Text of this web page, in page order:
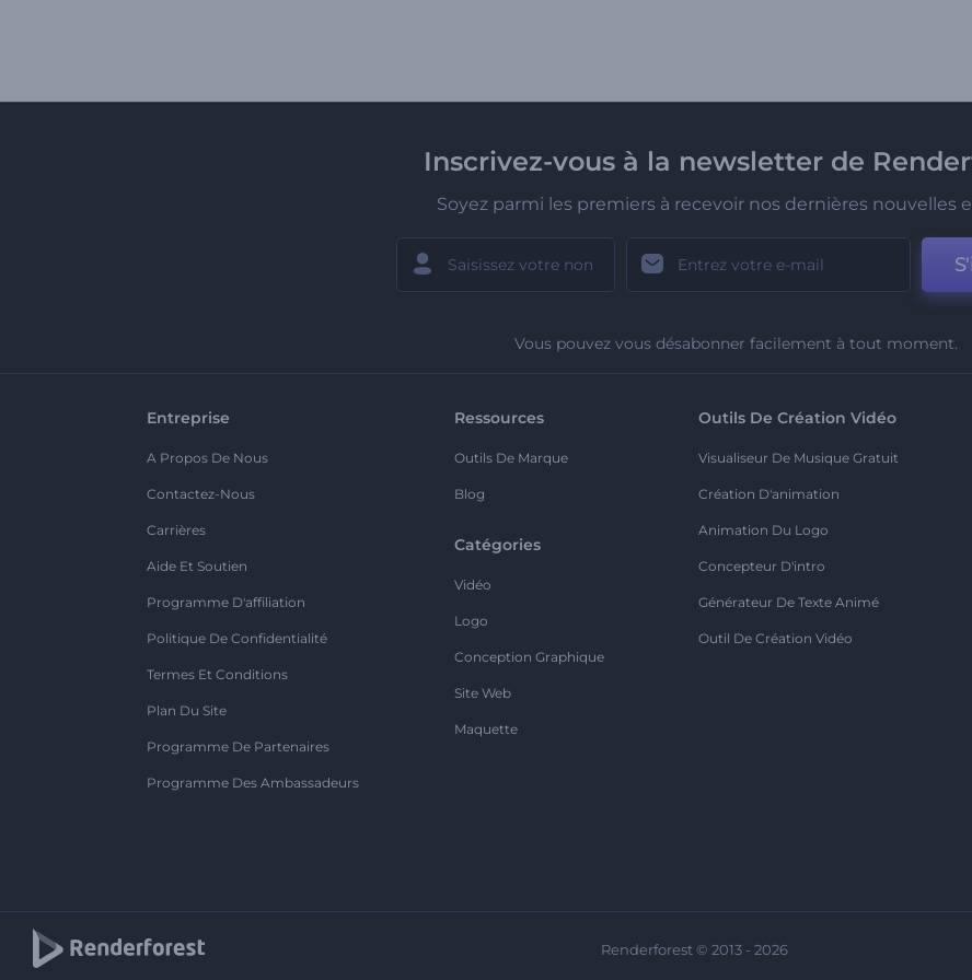
Inscrivez-vous à la newsletter de
Soyez parmi les premiers à recevoir nos dernières nouvelles
Vous pouvez vous désabonner facilement à tout moment.
Entreprise
A Propos De Nous
Contactez-Nous
Carrières
Aide Et Soutien
Programme D'affiliation
Politique De Confidentialité
Termes Et Conditions
Plan Du Site
Programme De Partenaires
Programme Des Ambassadeurs
Ressources
Outils De Marque
Blog
Catégories
Vidéo
Logo
Conception Graphique
Site Web
Maquette
Outils De Création Vidéo
Visualiseur De Musique Gratuit
Création D'animation
Animation Du Logo
Concepteur D'intro
Générateur De Texte Animé
Outil De Création Vidéo
Renderforest © 2013 - 2026